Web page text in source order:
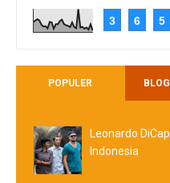
3 6 5
POPULER
Leonardo
Indonesia